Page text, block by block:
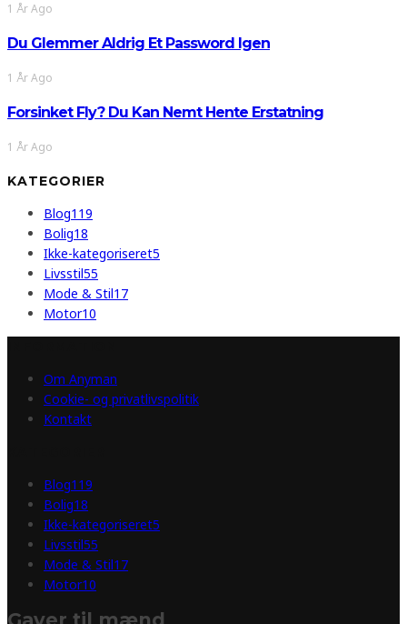
1 År Ago
Du Glemmer Aldrig Et Password Igen
1 År Ago
Forsinket Fly? Du Kan Nemt Hente Erstatning
1 År Ago
KATEGORIER
Blog119
Bolig18
Ikke-kategoriseret5
Livsstil55
Mode & Stil17
Motor10
Om Anyman
Cookie- og privatlivspolitik
Kontakt
Blog119
Bolig18
Ikke-kategoriseret5
Livsstil55
Mode & Stil17
Motor10